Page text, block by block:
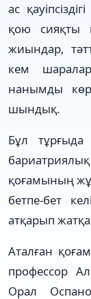
ас
қою сияқты
жиындар,
кем
нанымды
шындық.
Бұл тұрғыда
қоғамының
бетпе-бет
атқарып
Аталған
профессор
Орал